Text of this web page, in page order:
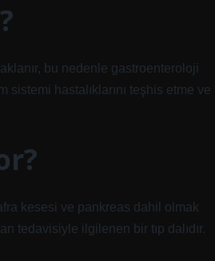
bu nedenle gastroenteroloji
hastalıklarını teşhis etme ve
kesesi ve pankreas dahil olmak
tedavisiyle ilgilenen bir tıp dalıdır.